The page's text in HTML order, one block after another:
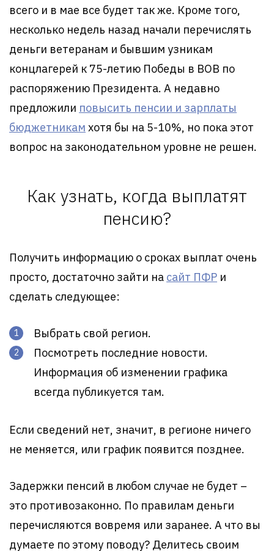
всего и в мае все будет так же. Кроме того,
несколько недель назад начали перечислять
деньги ветеранам и бывшим узникам
концлагерей к 75-летию Победы в ВОВ по
распоряжению Президента. А недавно
предложили повысить пенсии и зарплаты
бюджетникам хотя бы на 5-10%, но пока этот
вопрос на законодательном уровне не решен.
Как узнать, когда выплатят
пенсию?
Получить информацию о сроках выплат очень
просто, достаточно зайти на сайт ПФР и
сделать следующее:
Выбрать свой регион.
Посмотреть последние новости.
Информация об изменении графика
всегда публикуется там.
Если сведений нет, значит, в регионе ничего
не меняется, или график появится позднее.
Задержки пенсий в любом случае не будет –
это противозаконно. По правилам деньги
перечисляются вовремя или заранее. А что вы
думаете по этому поводу? Делитесь своим